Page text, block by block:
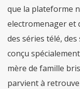
que la plateforme
electromenager et
des séries télé,
conçu
mère de famille
parvient à